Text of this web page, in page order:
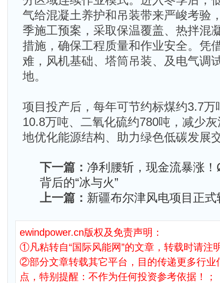
气给混凝土养护和吊装带来严峻考验
季施工预案，采取保温覆盖、热拌混
措施，确保工程质量和作业安全。凭
难，风机基础、塔筒吊装、及电气调
地。
项目投产后，每年可节约标煤约3.7
10.8万吨、二氧化硫约780吨，减少
地优化能源结构、助力绿色低碳发展
下一篇： 净利腰斩，现金流暴涨
背后的“冰与火”
上一篇： 新疆布尔津风电项目正
ewindpower.cn版权及免责声明：
①凡粘转自“国际风能网”的文章，转载时请注
②部分文章转载其它平台，目的传递更多行业
点，特别提醒：不作为任何投资参考依据！；